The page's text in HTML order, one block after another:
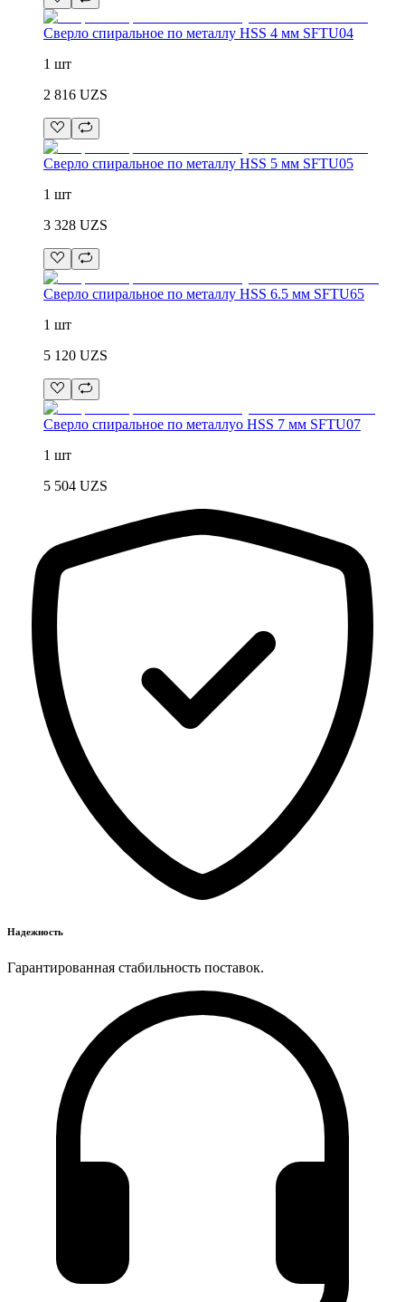
Сверло спиральное по металлу HSS 4 мм SFTU04
1 шт
2 816 UZS
Сверло спиральное по металлу HSS 5 мм SFTU05
1 шт
3 328 UZS
Сверло спиральное по металлу HSS 6.5 мм SFTU65
1 шт
5 120 UZS
Сверло спиральное по металлуо HSS 7 мм SFTU07
1 шт
5 504 UZS
Надежность
Гарантированная стабильность поставок.